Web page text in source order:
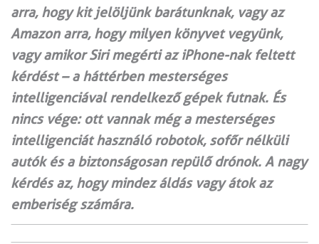
arra, hogy kit jelöljünk barátunknak, vagy az
Amazon arra, hogy milyen könyvet vegyünk,
vagy amikor Siri megérti az iPhone-nak feltett
kérdést – a háttérben mesterséges
intelligenciával rendelkező gépek futnak. És
nincs vége: ott vannak még a mesterséges
intelligenciát használó robotok, sofőr nélküli
autók és a biztonságosan repülő drónok. A nagy
kérdés az, hogy mindez áldás vagy átok az
emberiség számára.